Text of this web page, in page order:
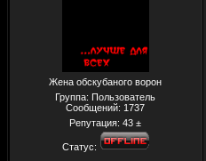
Жена обскубаного ворон
Группа: Пользователь
Сообщений: 1737
Репутация:43 ±
Статус: